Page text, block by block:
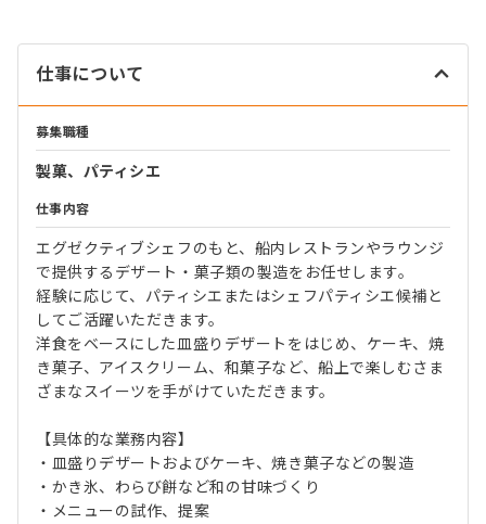
仕事について
募集職種
製菓、パティシエ
仕事内容
エグゼクティブシェフのもと、船内レストランやラウンジ
で提供するデザート・菓子類の製造をお任せします。
経験に応じて、パティシエまたはシェフパティシエ候補と
してご活躍いただきます。
洋食をベースにした皿盛りデザートをはじめ、ケーキ、焼
き菓子、アイスクリーム、和菓子など、船上で楽しむさま
ざまなスイーツを手がけていただきます。
【具体的な業務内容】
・皿盛りデザートおよびケーキ、焼き菓子などの製造
・かき氷、わらび餅など和の甘味づくり
・メニューの試作、提案